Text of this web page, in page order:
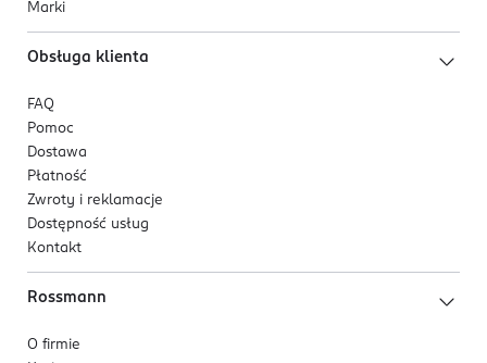
Marki
Obsługa klienta
FAQ
Pomoc
Dostawa
Płatność
Zwroty i reklamacje
Dostępność usług
Kontakt
Rossmann
O firmie